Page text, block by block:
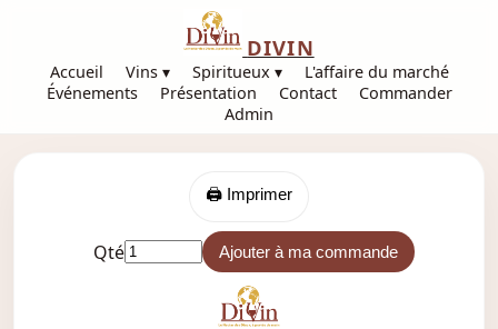
DIVIN
Accueil Vins ▾ Spiritueux ▾
L'affaire du marché
Événements
Présentation Contact
Commander
Admin
🖨️ Imprimer
Qté Ajouter à ma commande